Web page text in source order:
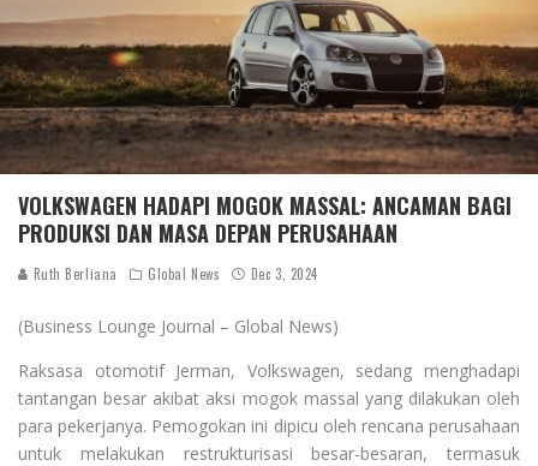
VOLKSWAGEN HADAPI MOGOK MASSAL: ANCAMAN BAGI
PRODUKSI DAN MASA DEPAN PERUSAHAAN
Ruth Berliana Global News Dec 3, 2024
(Business Lounge Journal – Global News)
Raksasa otomotif Jerman, Volkswagen, sedang menghadapi
tantangan besar akibat aksi mogok massal yang dilakukan oleh
para pekerjanya. Pemogokan ini dipicu oleh rencana perusahaan
untuk melakukan restrukturisasi besar-besaran, termasuk